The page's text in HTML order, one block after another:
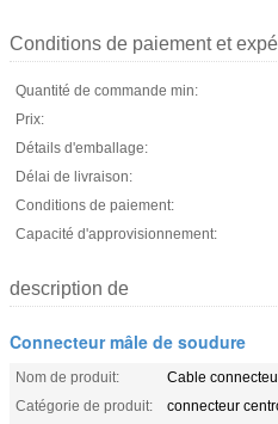
Conditions de paiement et
Quantité de commande min:
Prix:
Détails d'emballage:
Délai de livraison:
Conditions de paiement:
Capacité d'approvisionnement:
description de
Connecteur mâle de soudure
Nom de produit:
Cable
Catégorie de produit:
connecteur